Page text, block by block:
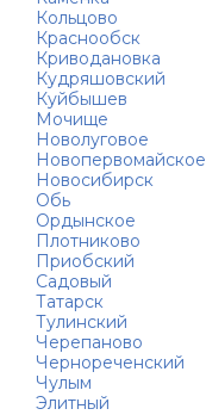
Кольцово
Краснообск
Криводановка
Кудряшовский
Куйбышев
Мочище
Новолуговое
Новопервомайское
Новосибирск
Обь
Ордынское
Плотниково
Приобский
Садовый
Татарск
Тулинский
Черепаново
Чернореченский
Чулым
Элитный